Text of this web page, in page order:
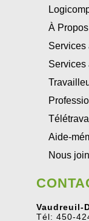
À Propos
Services
Services
Aide-
Nous
Vaudreuil-
Tél: 450-